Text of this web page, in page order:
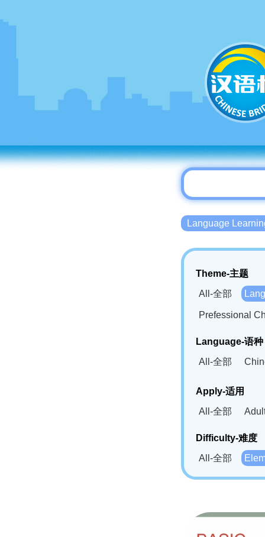
Language
Theme-主题
All-全部
Prefessional
Language-语种
All-全部
Bahasa
Swahili(SW)-
Apply-适用
All-全部
Difficulty-难度
All-全部